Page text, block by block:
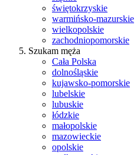
świętokrzyskie
warmińsko-mazurskie
wielkopolskie
zachodniopomorskie
Szukam męża
Cała Polska
dolnośląskie
kujawsko-pomorskie
lubelskie
lubuskie
łódzkie
małopolskie
mazowieckie
opolskie